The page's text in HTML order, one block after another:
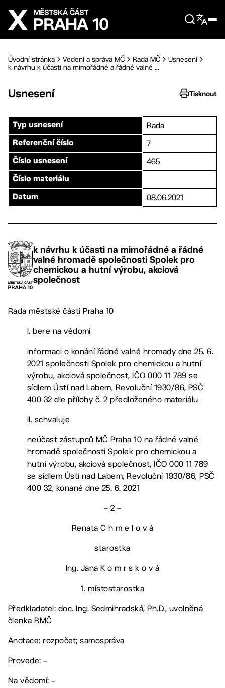
Přejít na hlavní obsah
Úvodní stránka Vedení a správa MČ Rada MČ
Usnesení
k návrhu k účasti na mimořádné a řádné valné ...
Usnesení Tisknout
Typ usnesení Rada
Referenční číslo 7
Číslo usnesení 465
Číslo materiálu
Datum 08.06.2021
k návrhu k účasti na mimořádné a řádné
valné hromadě společnosti Spolek pro
chemickou a hutní výrobu, akciová
společnost
Rada městské části Praha 10
I. bere na vědomí
informaci o konání řádné valné hromady dne 25. 6.
2021 společnosti Spolek pro chemickou a hutní
výrobu, akciová společnost, IČO 000 11 789 se
sídlem Ústí nad Labem, Revoluční 1930/86, PSČ
400 32 dle přílohy č. 2 předloženého materiálu
II. schvaluje
neúčast zástupců MČ Praha 10 na řádné valné
hromadě společnosti Spolek pro chemickou a
hutní výrobu, akciová společnost, IČO 000 11 789
se sídlem Ústí nad Labem, Revoluční 1930/86, PSČ
400 32, konané dne 25. 6. 2021
– 2 –
Renata C h m e l o v á
starostka
Ing. Jana K o m r s k o v á
1. místostarostka
Předkladatel: doc. Ing. Sedmihradská, Ph.D., uvolněná
členka RMČ
Anotace: rozpočet; samospráva
Provede: –
Na vědomí: –